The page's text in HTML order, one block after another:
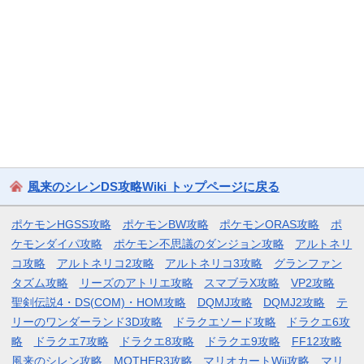
風来のシレンDS攻略Wiki トップページに戻る
ポケモンHGSS攻略 ポケモンBW攻略 ポケモンORAS攻略
ポ
ケモンダイパ攻略
ポケモン不思議のダンジョン攻略
アルトネリ
コ攻略
アルトネリコ2攻略 アルトネリコ3攻略
グランファン
タズム攻略
リーズのアトリエ攻略 スマブラX攻略
VP2攻略
聖剣伝説4・DS(COM)・HOM攻略
DQMJ攻略 DQMJ2攻略
テ
リーのワンダーランド3D攻略
ドラクエソード攻略
ドラクエ6攻
略
ドラクエ7攻略 ドラクエ8攻略 ドラクエ9攻略
FF12攻略
風来のシレン攻略
MOTHER3攻略 マリオカートWii攻略 マリ